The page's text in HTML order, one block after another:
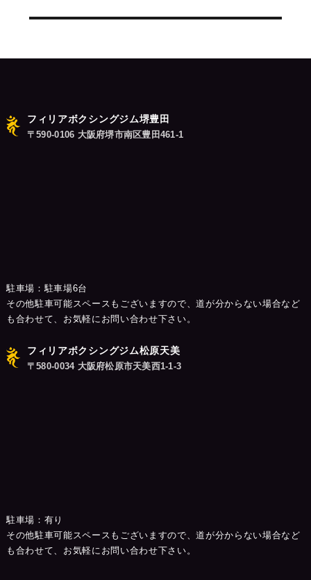
ョ
フィリアボクシングジム堺豊田
〒590-0106 大阪府堺市南区豊田461-1
駐車場：駐車場6台
その他駐車可能スペースもございますので、道が分からない場合など
も合わせて、お気軽にお問い合わせ下さい。
フィリアボクシングジム松原天美
〒580-0034 大阪府松原市天美西1-1-3
駐車場：有り
その他駐車可能スペースもございますので、道が分からない場合など
も合わせて、お気軽にお問い合わせ下さい。